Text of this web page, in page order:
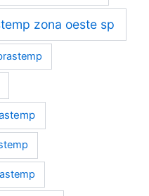
zona oeste sp